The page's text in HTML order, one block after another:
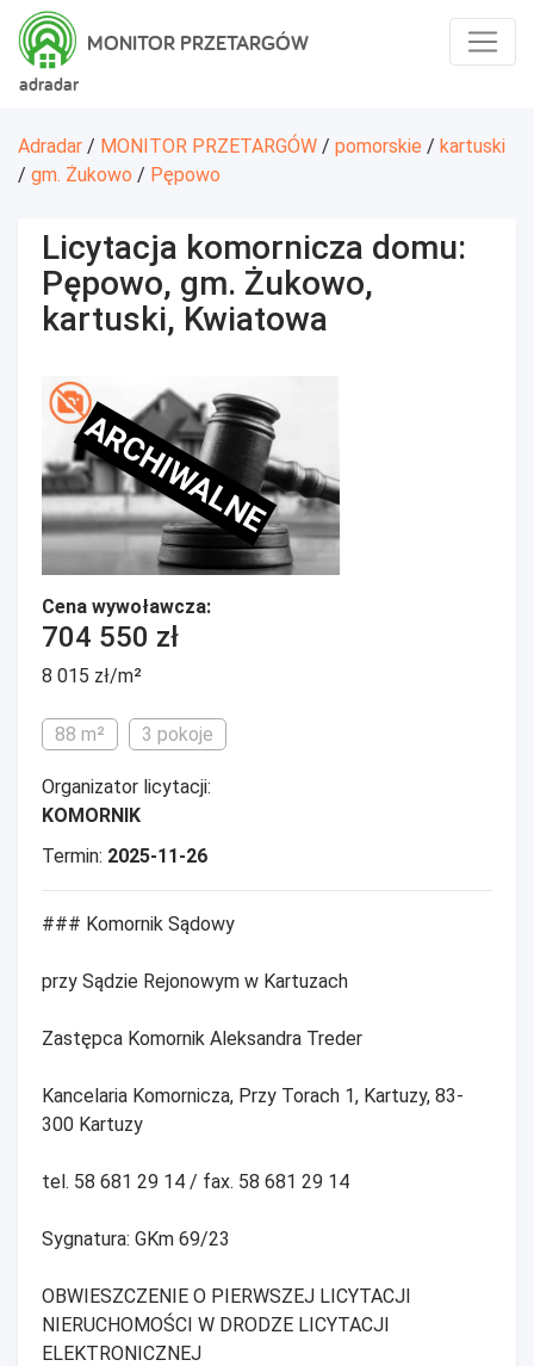
adradar
MONITOR PRZETARGÓW
Adradar / MONITOR PRZETARGÓW / pomorskie / kartuski
/ gm. Żukowo / Pępowo
Licytacja komornicza domu:
Pępowo, gm. Żukowo,
kartuski, Kwiatowa
ARCHIWALNE
Cena wywoławcza:
704 550 zł
8 015 zł/m²
88 m² 3 pokoje
Organizator licytacji:
KOMORNIK
Termin: 2025-11-26
### Komornik Sądowy
przy Sądzie Rejonowym w Kartuzach
Zastępca Komornik Aleksandra Treder
Kancelaria Komornicza, Przy Torach 1, Kartuzy, 83-
300 Kartuzy
tel. 58 681 29 14 / fax. 58 681 29 14
Sygnatura: GKm 69/23
OBWIESZCZENIE O PIERWSZEJ LICYTACJI
NIERUCHOMOŚCI W DRODZE LICYTACJI
ELEKTRONICZNEJ